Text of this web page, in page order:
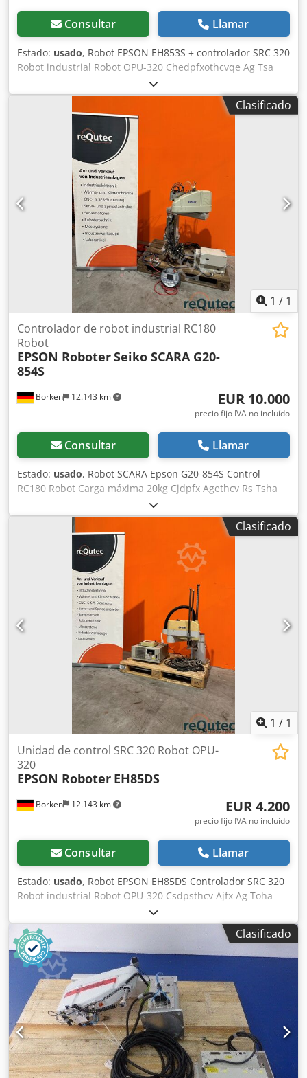
sometida a mantenimiento periódico, la última vez en julio
de 2026 (se proporciona el comprobante de servicio). El
estado de funcionamiento puede ser inspeccionado y
probado en el lugar, previa cita. Ubicación: Visp, SUIZA
Carga: Se puede ayudar con la carga, previa coordinación.
El transporte a nivel mundial es posible, pero debe ser
organizado por el vendedor. Se prefiere la recogida en el
lugar. Chjdpfxjznmils Ag Toa Venta privada. No se ofrece
garantía ni se aceptan devoluciones. Precio: 3.250 euros.
Consultar Llamar
Estado: usado, Robot EPSON EH853S + controlador SRC 320
Robot industrial Robot OPU-320 Chedpfxothcvqe Ag Tsa
Clasificado
1 / 1
Borken 12.143 km
Controlador de robot industrial RC180
Robot
EPSON RoboterSeiko SCARA G20-
854S
EUR 10.000
precio fijo IVA no incluído
Consultar Llamar
Estado: usado, Robot SCARA Epson G20-854S Control
RC180 Robot Carga máxima 20kg Cjdpfx Agethcv Rs Tsha
eje 1 750 w eje 2 600 w eje 3 400 w eje 4 150 w
Clasificado
1 / 1
Borken 12.143 km
Unidad de control SRC 320 Robot OPU-
320
EPSON Roboter EH85DS
EUR 4.200
precio fijo IVA no incluído
Consultar Llamar
Estado: usado, Robot EPSON EH85DS Controlador SRC 320
Robot industrial Robot OPU-320 Csdpsthcv Ajfx Ag Toha
Clasificado